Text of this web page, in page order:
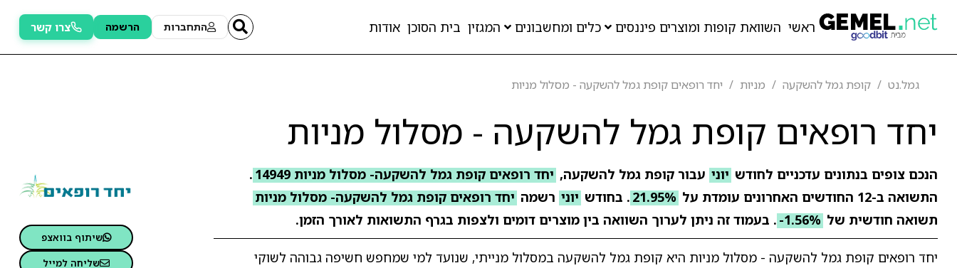
ראשי השוואת קופות ומוצרים פיננסים כלים ומחשבונים המגזין בית הסוכן אודות התחברות הרשמה צרו קשר
גמל.נט קופת גמל להשקעה מניות יחד רופאים קופת גמל להשקעה - מסלול מניות
יחד רופאים קופת גמל להשקעה - מסלול מניות
הנכם צופים בנתונים עדכניים לחודש יוני עבור קופת גמל להשקעה, יחד רופאים קופת גמל להשקעה- מסלול מניות 14949
.
התשואה ב-12 החודשים האחרונים עומדת על
21.95% . בחודש יוני רשמה יחד רופאים קופת גמל להשקעה- מסלול מניות
תשואה חודשית של -1.56% . בעמוד זה ניתן לערוך השוואה בין מוצרים דומים ולצפות בגרף התשואות לאורך הזמן.
יחד רופאים קופת גמל להשקעה - מסלול מניות היא קופת גמל להשקעה במסלול מנייתי, שנועד למי שמחפש חשיפה גבוהה לשוקי
שיתוף בוואצפ
שליחה למייל